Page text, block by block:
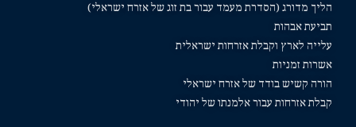
הליך מדורג (הסדרת מעמד עבור בת זוג של אזרח ישראלי)
תביעת אבהות
עלייה לארץ וקבלת אזרחות ישראלית
אשרות זמניות
הורה קשיש בודד של אזרח ישראלי
קבלת אזרחות עבור אלמנתו של יהודי